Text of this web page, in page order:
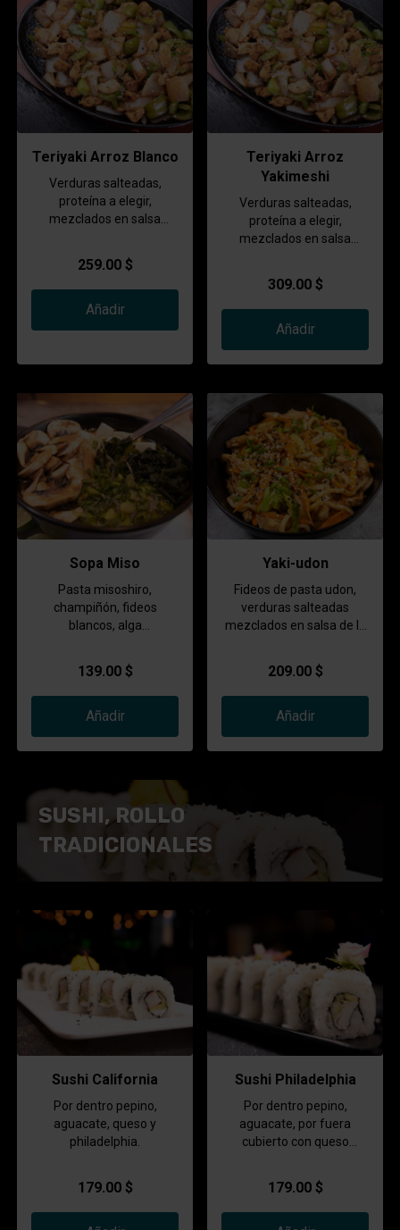
Teriyaki Arroz Blanco
Verduras salteadas,
proteína a elegir,
mezclados en salsa
arroz blanco
259.00 $
Añadir
Teriyaki Arroz
Yakimeshi
Verduras salteadas,
proteína a elegir,
mezclados en salsa
arroz blanco
309.00 $
Añadir
Sopa Miso
Pasta misoshiro,
champiñón, fideos
blancos, alga
139.00 $
Añadir
Yaki-udon
Fideos de pasta udon,
verduras salteadas
mezclados en salsa de la
209.00 $
Añadir
SUSHI, ROLLO
TRADICIONALES
Sushi California
Por dentro pepino,
aguacate, queso y
philadelphia.
179.00 $
Sushi Philadelphia
Por dentro pepino,
aguacate, por fuera
cubierto con queso
179.00 $